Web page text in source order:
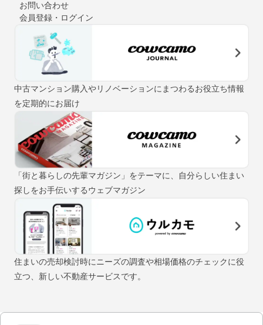
お問い合わせ
会員登録・ログイン
中古マンション購入やリノベーションにまつわるお役立ち情報
を定期的にお届け
「街と暮らしの先輩マガジン」をテーマに、自分らしい住まい
探しをお手伝いするウェブマガジン
住まいの売却検討時にニーズの調査や相場価格のチェックに役
立つ、新しい不動産サービスです。